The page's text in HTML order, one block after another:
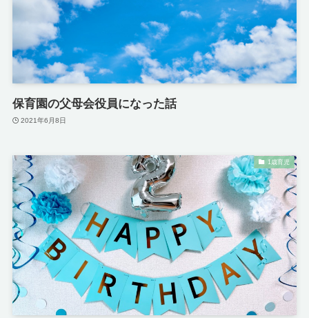
保育園の父母会役員になった話
2021年6月8日
1歳育児